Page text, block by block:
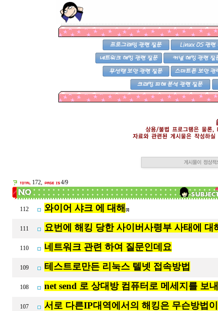
172, 4/9
112 와이어 샤크 에 대해 [1]
111 요번에 해킹 당한 사이버사령부 사태에 대
110 네트워크 관련 하여 질문인데요
109 테스트로만든 리눅스 텔넷 접속방법
108 net send 로 상대방 컴퓨터로 메세지를 보
107 서로 다른IP대역에서의 해킹은 무슨방법